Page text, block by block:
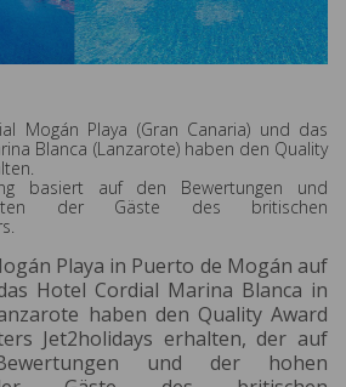
Mogán Playa (Gran Canaria) und das
Blanca (Lanzarote) haben den Quality
basiert auf den Bewertungen und
der Gäste des britischen
Playa in Puerto de Mogán auf
Hotel Cordial Marina Blanca in
haben den Quality Award
Jet2holidays erhalten, der auf
und der hohen